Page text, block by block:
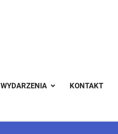
WYDARZENIA KONTAKT